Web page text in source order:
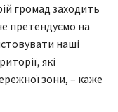
громад заходить
претендуємо на
наші
які
зони, – каже